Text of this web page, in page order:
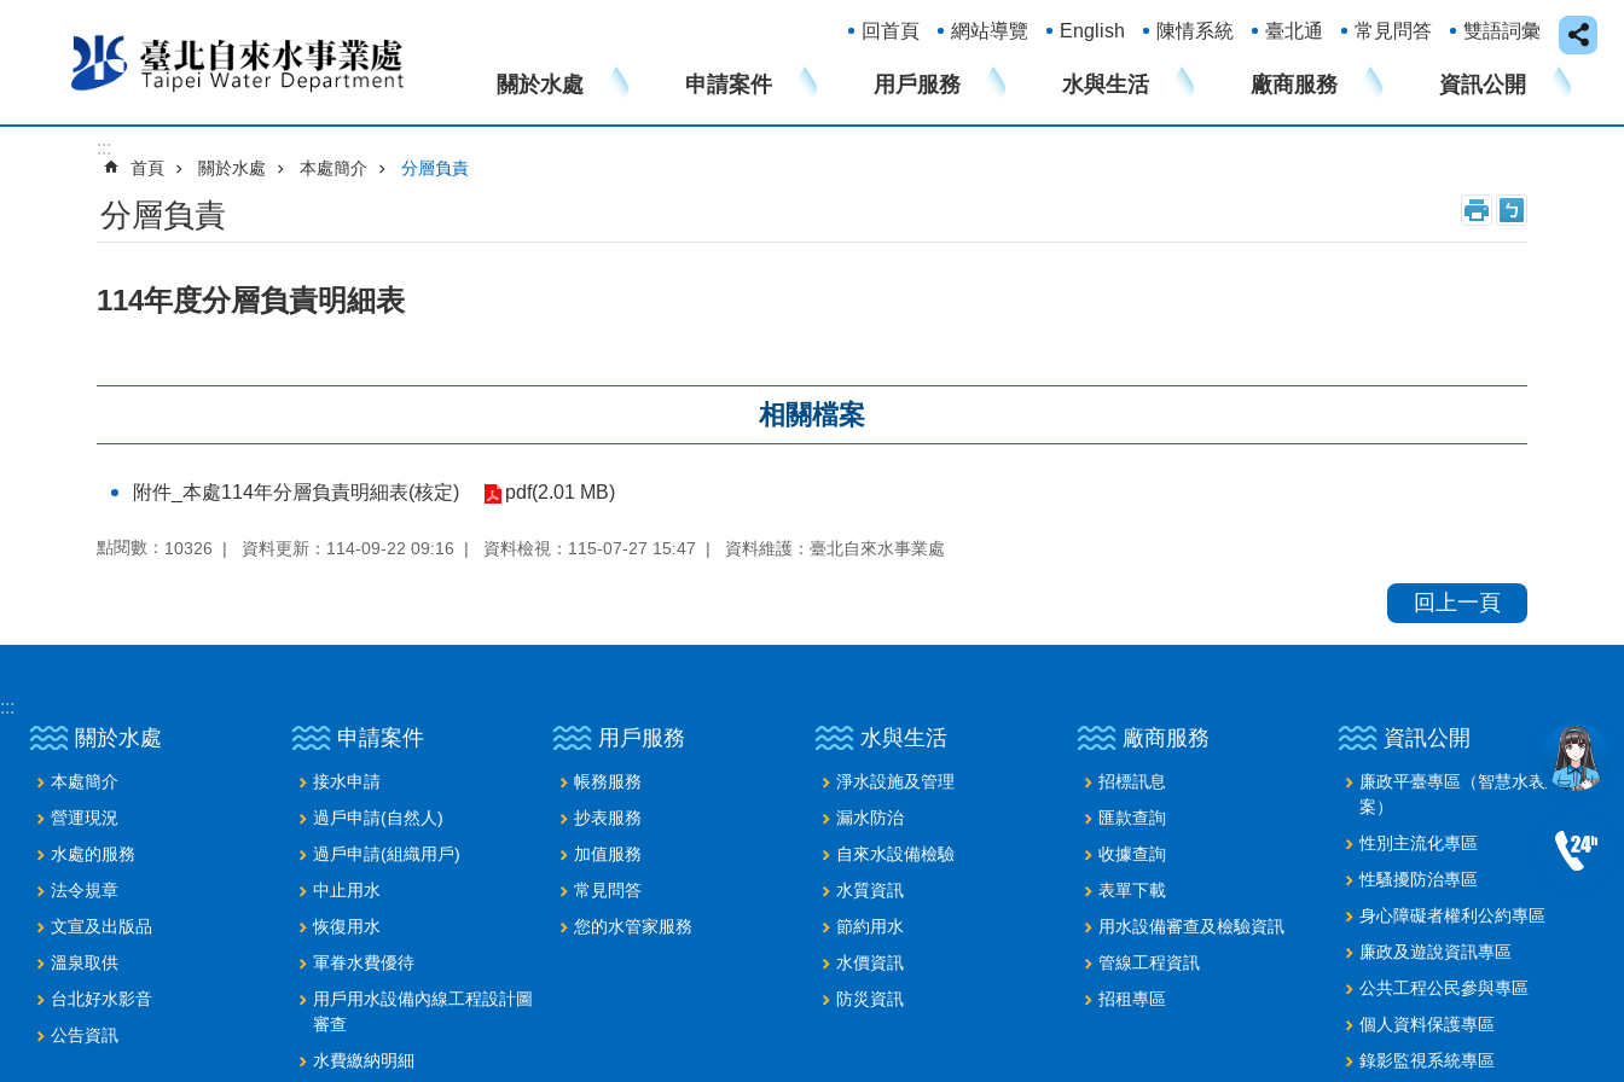
回首頁
網站導覽 English 陳情系統 臺北通 常見問答 雙語詞彙
關於水處 申請案件 用戶服務 水與生活 廠商服務 資訊公開
:::
首頁 關於水處 本處簡介 分層負責
分層負責
114年度分層負責明細表
相關檔案
附件_本處114年分層負責明細表(核定) pdf(2.01 MB)
點閱數： 10326 資料更新：114-09-22 09:16 資料檢視：115-07-27 15:47 資料維護：臺北自來水事業處
回上一頁
:::
關於水處
本處簡介
營運現況
水處的服務
法令規章
文宣及出版品
溫泉取供
台北好水影音
公告資訊
申請案件
接水申請
過戶申請(自然人)
過戶申請(組織用戶)
中止用水
恢復用水
軍眷水費優待
用戶用水設備內線工程設計圖
審查
水費繳納明細
用戶服務
帳務服務
抄表服務
加值服務
常見問答
您的水管家服務
水與生活
淨水設施及管理
漏水防治
自來水設備檢驗
水質資訊
節約用水
水價資訊
防災資訊
廠商服務
招標訊息
匯款查詢
收據查詢
表單下載
用水設備審查及檢驗資訊
管線工程資訊
招租專區
資訊公開
廉政平臺專區（智慧水表建置
案）
性別主流化專區
性騷擾防治專區
身心障礙者權利公約專區
廉政及遊說資訊專區
公共工程公民參與專區
個人資料保護專區
錄影監視系統專區